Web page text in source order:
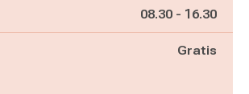
Pågår mellan
08.30 - och
16.30
Gratis